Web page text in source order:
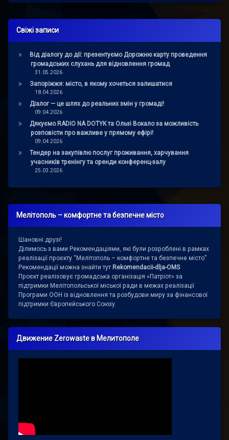
Свіжі записи
Від діалогу до дії: презентуємо Дорожню карту проведення
громадських слухань для відновлення громад
31.05.2026
Запоріжжя: місто, в якому хочеться залишатися
18.04.2026
Діалог — це шлях до реальних змін у громаді!
09.04.2026
Дякуємо RADIO NA DOTYK та Ользі Вокало за можливість
розповісти про важливе у прямому ефірі!
09.04.2026
Тендер на закупівлю послуг проживання, харчування
учасників тренінгу та оренди конференц-залу
25.03.2026
Мелітополь – комфортне та безпечне місто
Шановні друзі!
Ділимось з вами Рекомендаціями, які були розроблені в рамках
реалізації проєкту “Мелітополь – комфортне та безпечне місто”
Рекомендації можна знайти тут Rekomendacii-dlja-OMS
Проєкт реалізовує громадська організація «Патріот» за
підтримки Мелітопольської міської ради в межах реалізації
Програми ООН із відновлення та розбудови миру за фінансової
підтримки Європейського Союзу.
Движение Zerowaste в Мелитополе